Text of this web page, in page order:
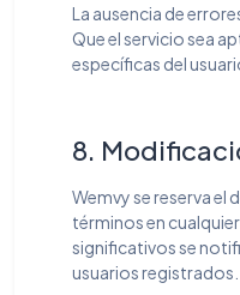
La ausencia de
Que el servicio sea
específicas del
8.
Wemvy se reserva
términos en
significativos se
usuarios registrados.